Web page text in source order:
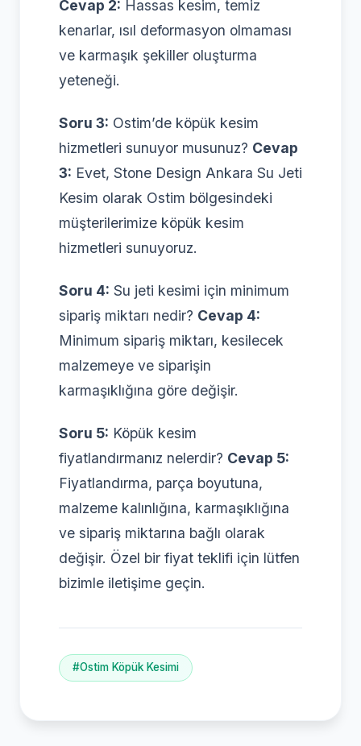
Cevap 2: Hassas kesim, temiz
kenarlar, ısıl deformasyon olmaması
ve karmaşık şekiller oluşturma
yeteneği.
Soru 3: Ostim’de köpük kesim
hizmetleri sunuyor musunuz? Cevap
3: Evet, Stone Design Ankara Su Jeti
Kesim olarak Ostim bölgesindeki
müşterilerimize köpük kesim
hizmetleri sunuyoruz.
Soru 4: Su jeti kesimi için minimum
sipariş miktarı nedir? Cevap 4:
Minimum sipariş miktarı, kesilecek
malzemeye ve siparişin
karmaşıklığına göre değişir.
Soru 5: Köpük kesim
fiyatlandırmanız nelerdir? Cevap 5:
Fiyatlandırma, parça boyutuna,
malzeme kalınlığına, karmaşıklığına
ve sipariş miktarına bağlı olarak
değişir. Özel bir fiyat teklifi için lütfen
bizimle iletişime geçin.
#Ostim Köpük Kesimi